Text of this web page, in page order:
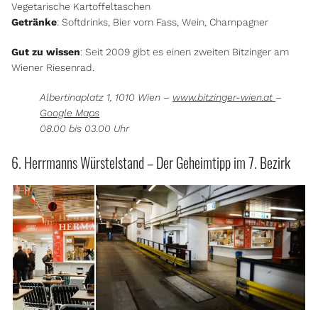
Vegetarische Kartoffeltaschen
Getränke: Softdrinks, Bier vom Fass, Wein, Champagner
Gut zu wissen: Seit 2009 gibt es einen zweiten Bitzinger am
Wiener Riesenrad.
Albertinaplatz 1, 1010 Wien – www.bitzinger-wien.at –
Google Maps
08.00 bis 03.00 Uhr
6. Herrmanns Würstelstand – Der Geheimtipp im 7. Bezirk